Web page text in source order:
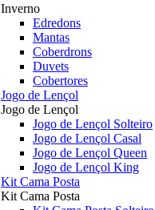
Inverno
Edredons
Mantas
Coberdrons
Duvets
Cobertores
Jogo de Lençol
Jogo de Lençol
Jogo de Lençol Solteiro
Jogo de Lençol Casal
Jogo de Lençol Queen
Jogo de Lençol King
Kit Cama Posta
Kit Cama Posta